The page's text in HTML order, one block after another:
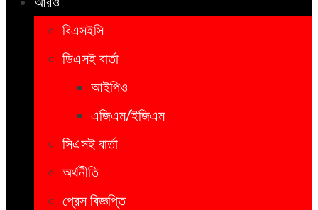
বিএসইসি
ডিএসই বার্তা
আইপিও
এজিএম/ইজিএম
সিএসই বার্তা
অর্থনীতি
প্রেস বিজ্ঞপ্তি